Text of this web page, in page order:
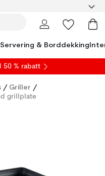
Servering & Borddekking
50 % rabatt
/ Griller /
grillplate